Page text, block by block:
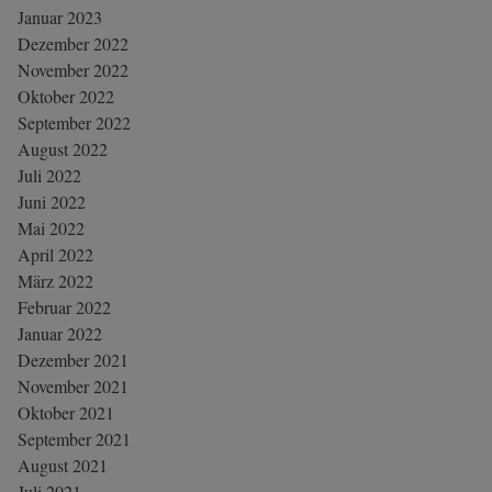
Januar 2023
Dezember 2022
November 2022
Oktober 2022
September 2022
August 2022
Juli 2022
Juni 2022
Mai 2022
April 2022
März 2022
Februar 2022
Januar 2022
Dezember 2021
November 2021
Oktober 2021
September 2021
August 2021